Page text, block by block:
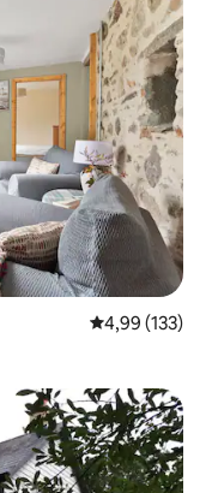
Середня
4,99 (133)